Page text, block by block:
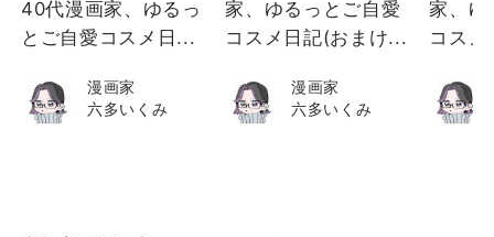
40代漫画家、ゆるっ
とご自愛コスメ日...
漫画家
六多いくみ
家、ゆるっとご自愛
コスメ日記(おまけ...
漫画家
六多いくみ
家、ゆ
コス